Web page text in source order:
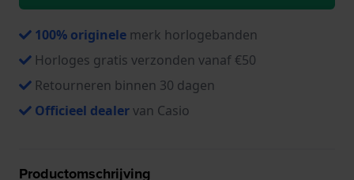
100% originele merk horlogebanden
Horloges gratis verzonden vanaf €50
Retourneren binnen 30 dagen
Officieel dealervan Casio
Productomschrijving